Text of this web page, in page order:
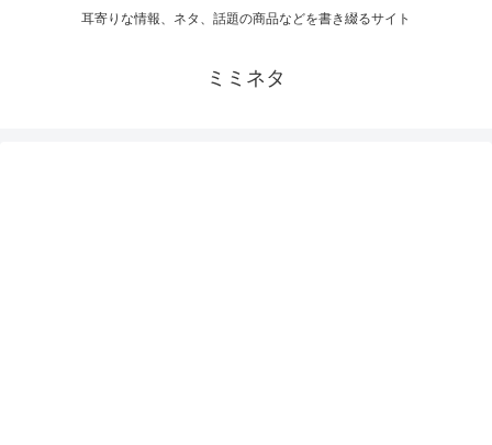
耳寄りな情報、ネタ、話題の商品などを書き綴るサイト
ミミネタ